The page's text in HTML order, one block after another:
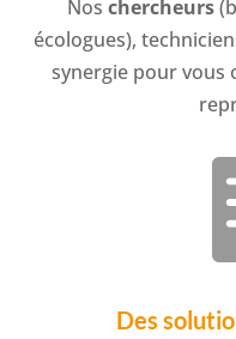
Nos chercheurs
écologues),
synergie pour vous
Des